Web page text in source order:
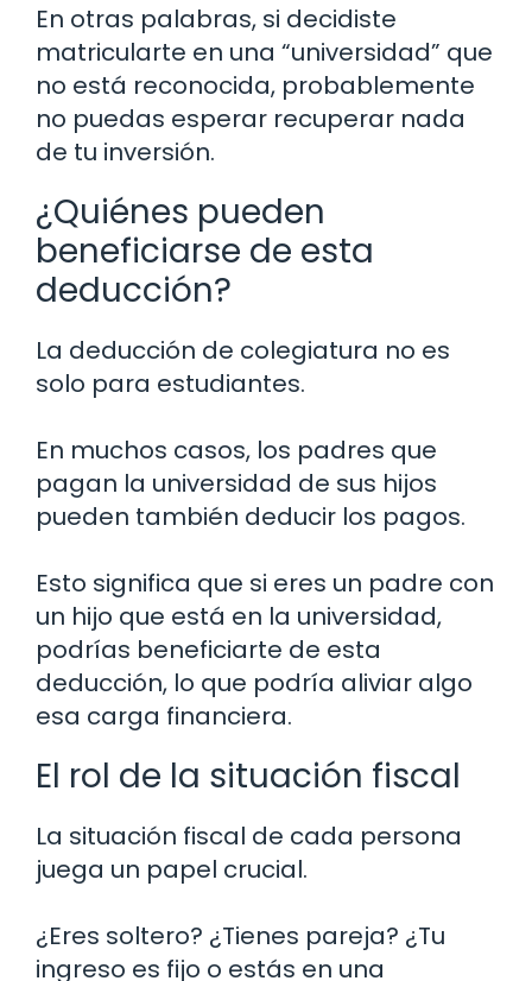
En otras palabras, si decidiste
matricularte en una “universidad” que
no está reconocida, probablemente
no puedas esperar recuperar nada
de tu inversión.
¿Quiénes pueden
beneficiarse de esta
deducción?
La deducción de colegiatura no es
solo para estudiantes.
En muchos casos, los padres que
pagan la universidad de sus hijos
pueden también deducir los pagos.
Esto significa que si eres un padre con
un hijo que está en la universidad,
podrías beneficiarte de esta
deducción, lo que podría aliviar algo
esa carga financiera.
El rol de la situación fiscal
La situación fiscal de cada persona
juega un papel crucial.
¿Eres soltero? ¿Tienes pareja? ¿Tu
ingreso es fijo o estás en una